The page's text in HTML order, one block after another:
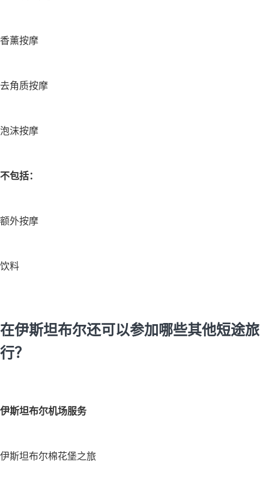
香薰按摩
去角质按摩
泡沫按摩
不包括：
额外按摩
饮料
在伊斯坦布尔还可以参加哪些其他短途旅
行？
伊斯坦布尔机场服务
伊斯坦布尔棉花堡之旅